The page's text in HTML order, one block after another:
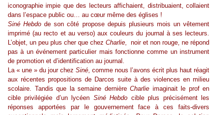
iconographie impie que des lecteurs affichaient, distribuaient, collaient
dans l’espace public ou… au cœur même des églises !
Siné Hebdo de son côté propose depuis plusieurs mois un vêtement
imprimé (au recto et au verso) aux couleurs du journal à ses lecteurs.
L’objet, un peu plus cher que chez Charlie, noir et non rouge, ne répond
pas à un événement particulier mais fonctionne comme un instrument
de promotion et d’identification au journal.
La « une » du jour chez Siné, comme nous l’avons écrit plus haut réagit
aux récentes propositions de Darcos suite à des violences en milieu
scolaire. Tandis que la semaine dernière Charlie imaginait le prof en
cible privilégiée d’un lycéen Siné Hebdo cible plus précisément les
réponses apportées par le gouvernement face à ces faits-divers